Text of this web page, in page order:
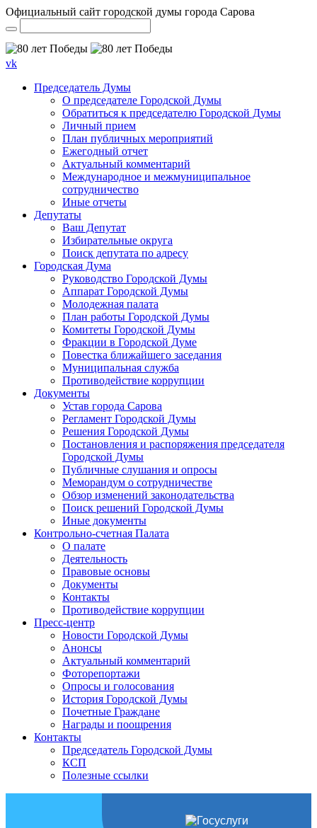
Официальный сайт городской думы города Сарова
vk
Председатель Думы
О председателе Городской Думы
Обратиться к председателю Городской Думы
Личный прием
План публичных мероприятий
Ежегодный отчет
Актуальный комментарий
Международное и межмуниципальное
сотрудничество
Иные отчеты
Депутаты
Ваш Депутат
Избирательные округа
Поиск депутата по адресу
Городская Дума
Руководство Городской Думы
Аппарат Городской Думы
Молодежная палата
План работы Городской Думы
Комитеты Городской Думы
Фракции в Городской Думе
Повестка ближайшего заседания
Муниципальная служба
Противодействие коррупции
Документы
Устав города Сарова
Регламент Городской Думы
Решения Городской Думы
Постановления и распоряжения председателя
Городской Думы
Публичные слушания и опросы
Меморандум о сотрудничестве
Обзор изменений законодательства
Поиск решений Городской Думы
Иные документы
Контрольно-счетная Палата
О палате
Деятельность
Правовые основы
Документы
Контакты
Противодействие коррупции
Пресс-центр
Новости Городской Думы
Анонсы
Актуальный комментарий
Фоторепортажи
Опросы и голосования
История Городской Думы
Почетные Граждане
Награды и поощрения
Контакты
Председатель Городской Думы
КСП
Полезные ссылки